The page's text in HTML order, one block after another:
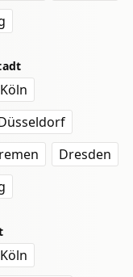
Köln
Dresden
Köln